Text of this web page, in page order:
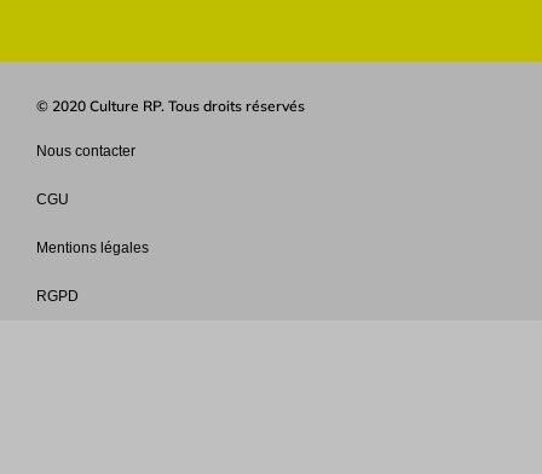
© 2020 Culture RP. Tous droits réservés
Nous contacter
CGU
Mentions légales
RGPD